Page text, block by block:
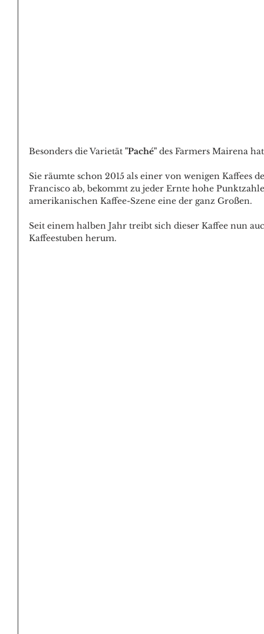
Besonders die Varietät "Paché" des Farmers Mairena
Sie räumte schon 2015 als einer von wenigen Kaffees
Francisco ab, bekommt zu jeder Ernte hohe
amerikanischen Kaffee-Szene eine der ganz Großen.
Seit einem halben Jahr treibt sich dieser Kaffee nun
Kaffeestuben herum.